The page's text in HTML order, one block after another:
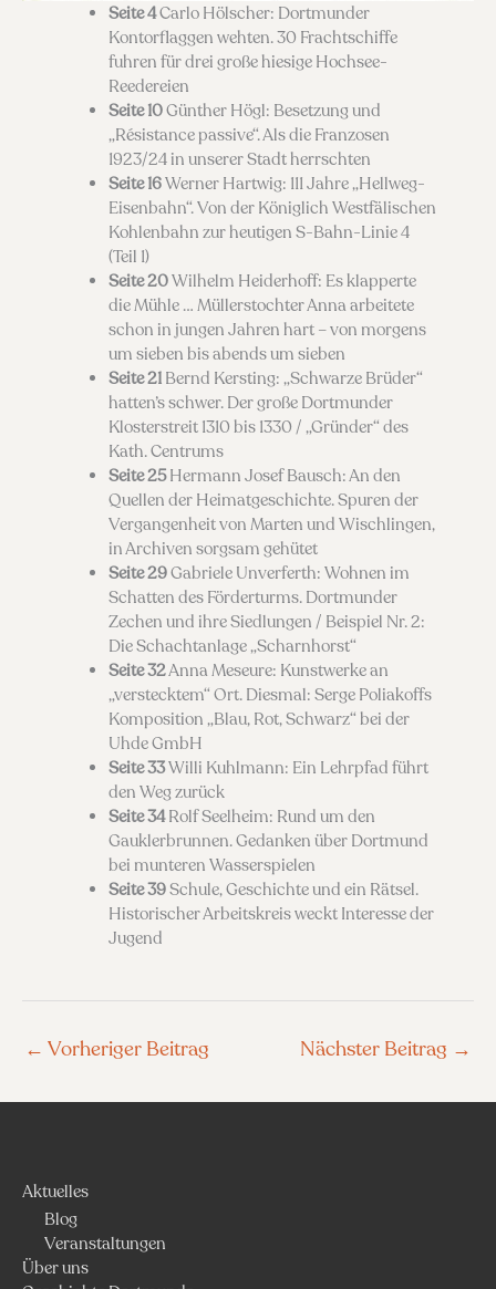
Seite 4Carlo Hölscher: Dortmunder
Kontorflaggen wehten. 30 Frachtschiffe
fuhren für drei große hiesige Hochsee-
Reedereien
Seite 10Günther Högl: Besetzung und
„Résistance passive“. Als die Franzosen
1923/24 in unserer Stadt herrschten
Seite 16Werner Hartwig: 111 Jahre „Hellweg-
Eisenbahn“. Von der Königlich Westfälischen
Kohlenbahn zur heutigen S-Bahn-Linie 4
(Teil 1)
Seite 20Wilhelm Heiderhoff: Es klapperte
die Mühle … Müllerstochter Anna arbeitete
schon in jungen Jahren hart – von morgens
um sieben bis abends um sieben
Seite 21Bernd Kersting: „Schwarze Brüder“
hatten’s schwer. Der große Dortmunder
Klosterstreit 1310 bis 1330 / „Gründer“ des
Kath. Centrums
Seite 25Hermann Josef Bausch: An den
Quellen der Heimatgeschichte. Spuren der
Vergangenheit von Marten und Wischlingen,
in Archiven sorgsam gehütet
Seite 29Gabriele Unverferth: Wohnen im
Schatten des Förderturms. Dortmunder
Zechen und ihre Siedlungen / Beispiel Nr. 2:
Die Schachtanlage „Scharnhorst“
Seite 32Anna Meseure: Kunstwerke an
„verstecktem“ Ort. Diesmal: Serge Poliakoffs
Komposition „Blau, Rot, Schwarz“ bei der
Uhde GmbH
Seite 33Willi Kuhlmann: Ein Lehrpfad führt
den Weg zurück
Seite 34Rolf Seelheim: Rund um den
Gauklerbrunnen. Gedanken über Dortmund
bei munteren Wasserspielen
Seite 39Schule, Geschichte und ein Rätsel.
Historischer Arbeitskreis weckt Interesse der
Jugend
← Vorheriger Beitrag Nächster Beitrag →
Aktuelles
Blog
Veranstaltungen
Über uns